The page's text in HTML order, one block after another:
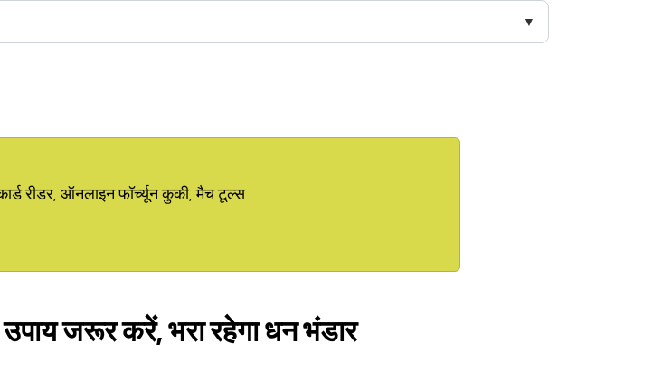
रीडर, ऑनलाइन फॉर्च्यून कुकी, मैच टूल्स
जरूर करें, भरा रहेगा धन भंडार